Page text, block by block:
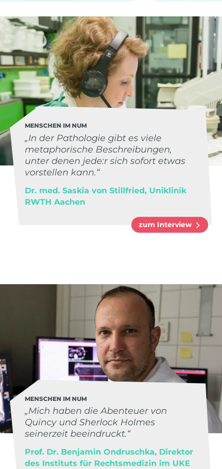
MENSCHEN IM NUM
„In der Pathologie gibt es viele
metaphorische Beschreibungen,
unter denen jede:r sich sofort etwas
vorstellen kann.“
Dr. med. Saskia von Stillfried, Uniklinik
RWTH Aachen
zum Interview
MENSCHEN IM NUM
„Mich haben die Abenteuer von
Quincy und Sherlock Holmes
seinerzeit beeindruckt.“
Prof. Dr. Benjamin Ondruschka, Direktor
des Instituts für Rechtsmedizin im UKE